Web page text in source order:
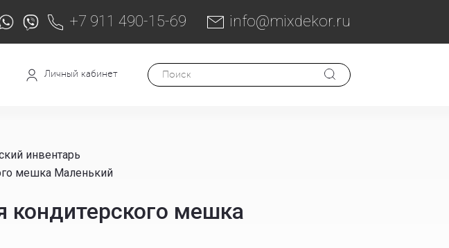
+7 911 490-15-69 info@mixdekor.ru
Личный кабинет
инвентарь
мешка Маленький
кондитерского мешка